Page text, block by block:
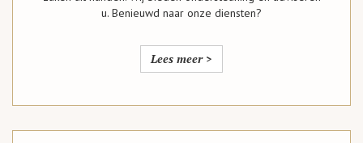
u. Benieuwd naar onze diensten?
Lees meer >